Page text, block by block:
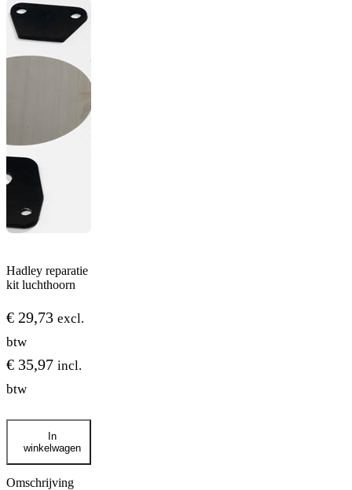
Hadley reparatie
kit luchthoorn
€ 29,73 excl.
btw
€ 35,97 incl.
btw
Hadley
luchthoorn
aantal
In
winkelwagen
Omschrijving